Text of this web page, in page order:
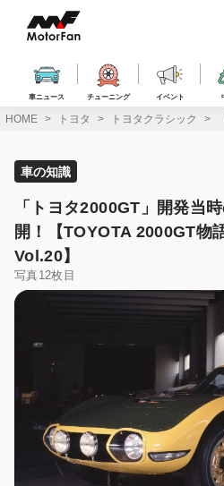
ス
車ニュース チューニング イベント
HOME トヨタ トヨタクラシック
車の知識
「トヨタ2000GT」開発当
開！【TOYOTA 2000GT物
Vol.20】
写真12枚目